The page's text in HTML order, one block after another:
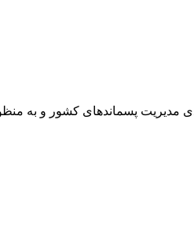
پسماندهای کشور و به